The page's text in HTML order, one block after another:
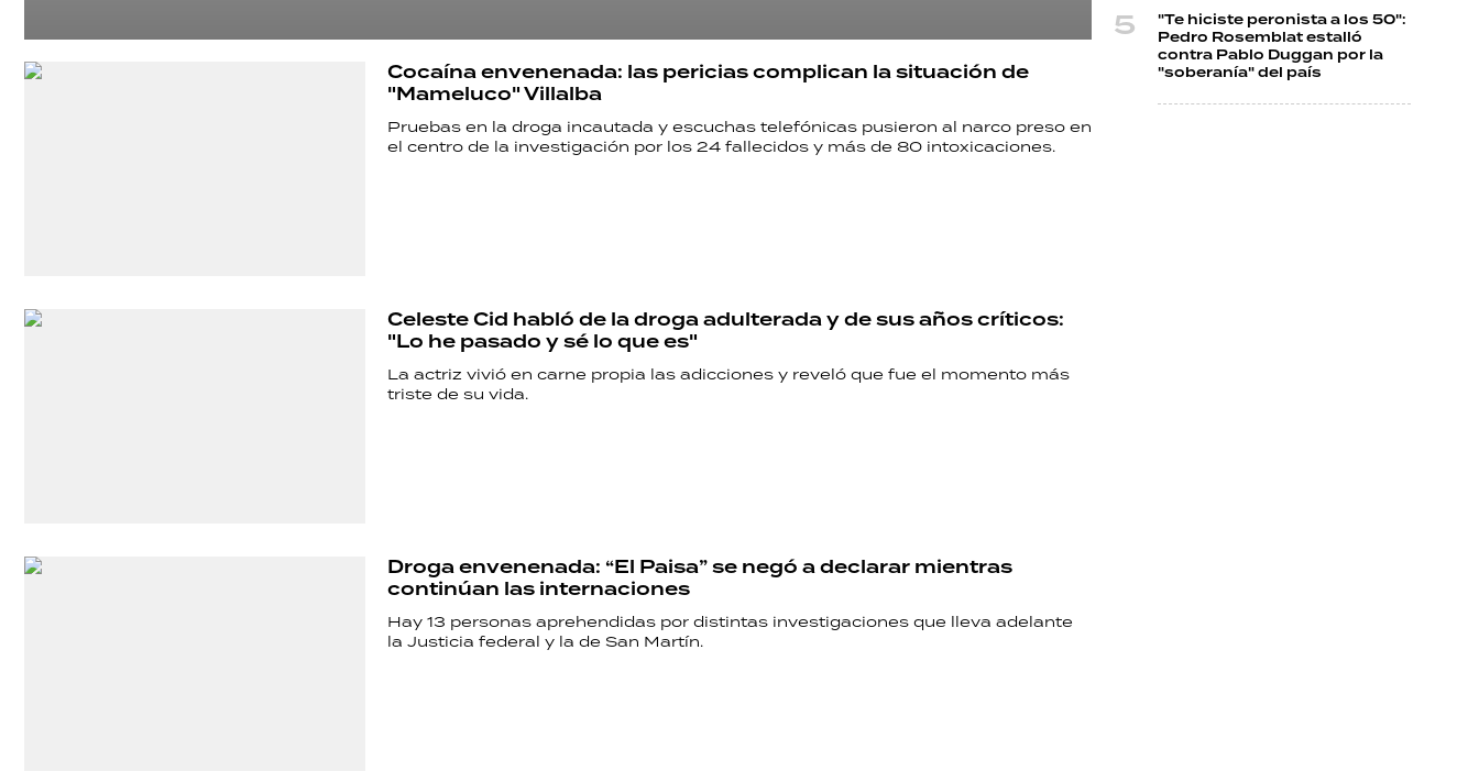
Cocaína envenenada: las pericias complican la situación de
"Mameluco" Villalba
Pruebas en la droga incautada y escuchas telefónicas pusieron al narco preso en
el centro de la investigación por los 24 fallecidos y más de 80 intoxicaciones.
Celeste Cid habló de la droga adulterada y de sus años críticos:
"Lo he pasado y sé lo que es"
La actriz vivió en carne propia las adicciones y reveló que fue el momento más
triste de su vida.
Droga envenenada: “El Paisa” se negó a declarar mientras
continúan las internaciones
Hay 13 personas aprehendidas por distintas investigaciones que lleva adelante
la Justicia federal y la de San Martín.
"Te hiciste peronista a los 50":
Pedro Rosemblat estalló
contra Pablo Duggan por la
"soberanía" del país
SHOW
POLICIALES
PALABRAS